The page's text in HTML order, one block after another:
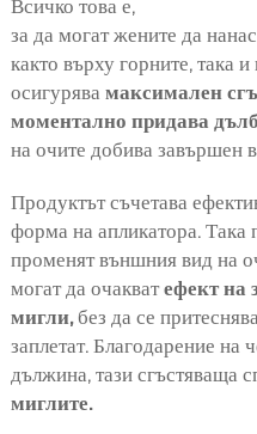
Всичко това е,
за да могат жените да
както върху горните, така
осигурява максимален
моментално придава
на очите добива завършен
Продуктът съчетава
форма на апликатора. Така
променят външния вид на
могат да очакватефект на
мигли,без да се
заплетат. Благодарение на
дължина, тази сгъстяваща
миглите.